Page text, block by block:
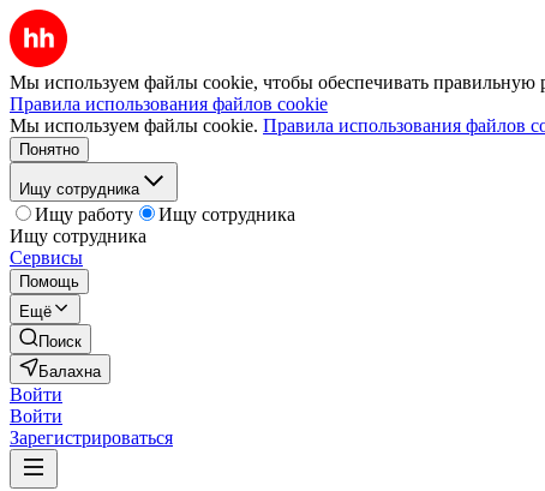
Мы используем файлы cookie, чтобы обеспечивать правильную
Правила использования файлов cookie
Мы используем файлы cookie. Правила использования файлов
Понятно
Ищу сотрудника
Ищу работу
Ищу сотрудника
Ищу сотрудника
Сервисы
Помощь
Ещё
Поиск
Балахна
Войти
Войти
Зарегистрироваться